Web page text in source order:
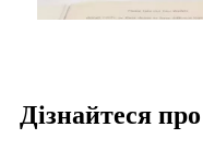
Дізнайтеся